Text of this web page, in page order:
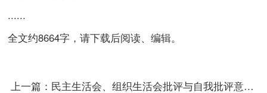
......
全文约8664字，请下载后阅读、编辑。
上一篇： 民主生活会、组织生活会批评与自我批评意见42条